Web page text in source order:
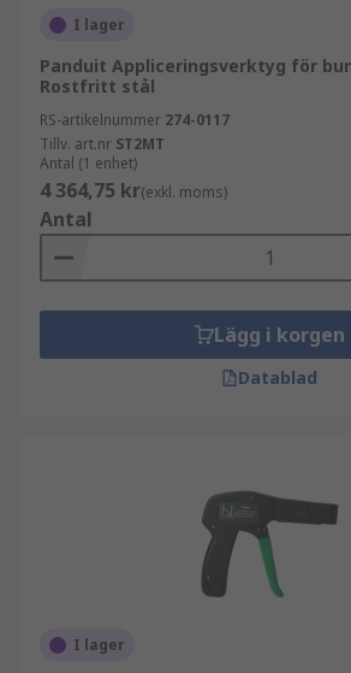
I lager
Panduit Appliceringsverktyg för
Rostfritt stål
RS-artikelnummer 274-0117
Tillv. art.nr ST2MT
Antal (1 enhet)
4 364,75 kr(exkl. moms)
Antal
Lägg i korgen
Datablad
I lager